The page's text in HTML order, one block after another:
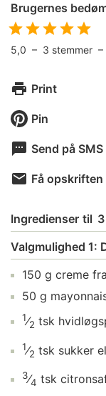
Brugernes
5,0 – 3 stemmer –
Print
Pin
Send på SMS
Få
Ingredienser til
Valgmulighed 1:
150 g creme
50 g
1⁄2 tsk
1⁄2 tsk sukker
3⁄4 tsk